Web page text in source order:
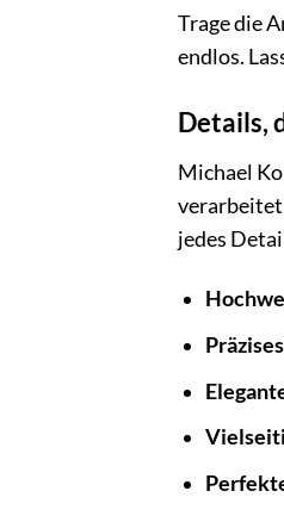
Trage die
endlos.
Details,
Michael
jedes